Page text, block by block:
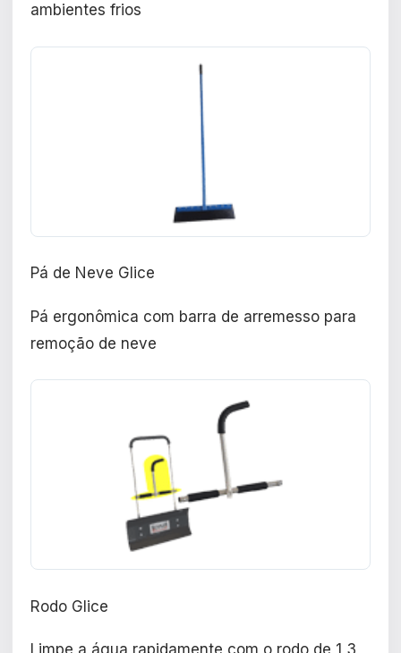
ambientes frios
Pá de Neve Glice
Pá ergonômica com barra de arremesso para
remoção de neve
Rodo Glice